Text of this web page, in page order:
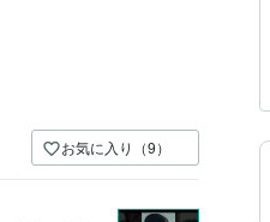
お気に入り（9）